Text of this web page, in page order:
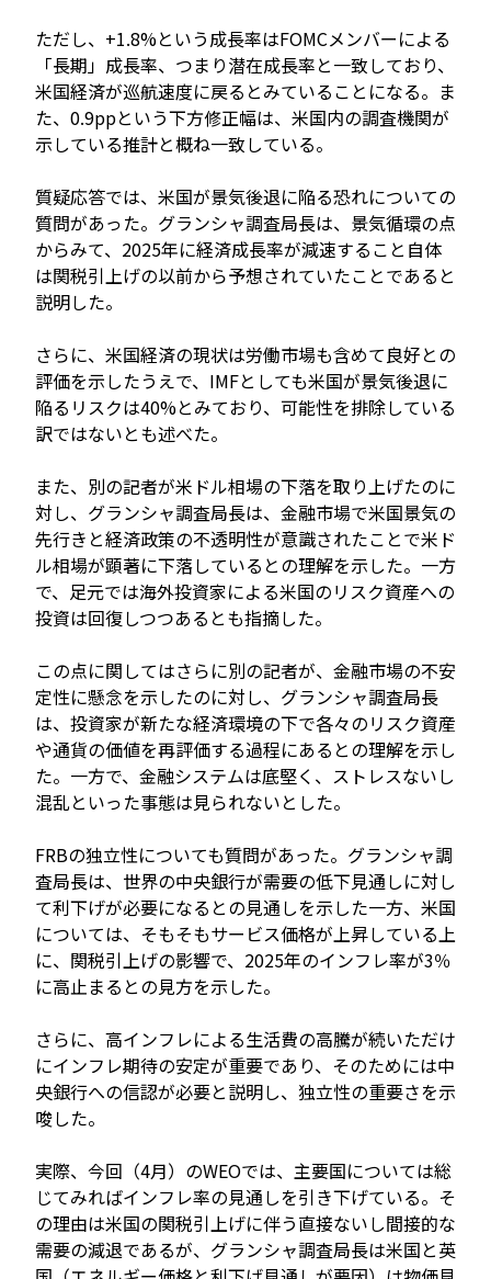
ただし、+1.8%という成長率はFOMCメンバーによる
「長期」成長率、つまり潜在成長率と一致しており、
米国経済が巡航速度に戻るとみていることになる。ま
た、0.9ppという下方修正幅は、米国内の調査機関が
示している推計と概ね一致している。
質疑応答では、米国が景気後退に陥る恐れについての
質問があった。グランシャ調査局長は、景気循環の点
からみて、2025年に経済成長率が減速すること自体
は関税引上げの以前から予想されていたことであると
説明した。
さらに、米国経済の現状は労働市場も含めて良好との
評価を示したうえで、IMFとしても米国が景気後退に
陥るリスクは40%とみており、可能性を排除している
訳ではないとも述べた。
また、別の記者が米ドル相場の下落を取り上げたのに
対し、グランシャ調査局長は、金融市場で米国景気の
先行きと経済政策の不透明性が意識されたことで米ド
ル相場が顕著に下落しているとの理解を示した。一方
で、足元では海外投資家による米国のリスク資産への
投資は回復しつつあるとも指摘した。
この点に関してはさらに別の記者が、金融市場の不安
定性に懸念を示したのに対し、グランシャ調査局長
は、投資家が新たな経済環境の下で各々のリスク資産
や通貨の価値を再評価する過程にあるとの理解を示し
た。一方で、金融システムは底堅く、ストレスないし
混乱といった事態は見られないとした。
FRBの独立性についても質問があった。グランシャ調
査局長は、世界の中央銀行が需要の低下見通しに対し
て利下げが必要になるとの見通しを示した一方、米国
については、そもそもサービス価格が上昇している上
に、関税引上げの影響で、2025年のインフレ率が3％
に高止まるとの見方を示した。
さらに、高インフレによる生活費の高騰が続いただけ
にインフレ期待の安定が重要であり、そのためには中
央銀行への信認が必要と説明し、独立性の重要さを示
唆した。
実際、今回（4月）のWEOでは、主要国については総
じてみればインフレ率の見通しを引き下げている。そ
の理由は米国の関税引上げに伴う直接ないし間接的な
需要の減退であるが、グランシャ調査局長は米国と英